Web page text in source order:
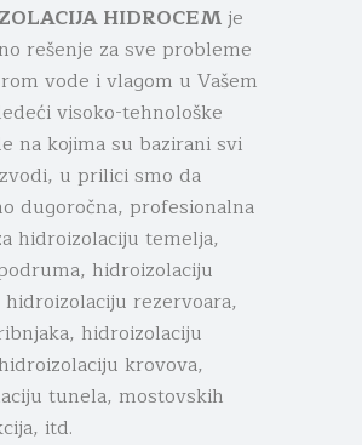
HIDROCEMje
rešenje za sve probleme
vode i vlagom u Vašem
visoko-tehnološke
na kojima su bazirani svi
u prilici smo da
dugoročna, profesionalna
hidroizolaciju temelja,
hidroizolaciju
rezervoara,
hidroizolaciju
krovova,
tunela, mostovskih
itd.